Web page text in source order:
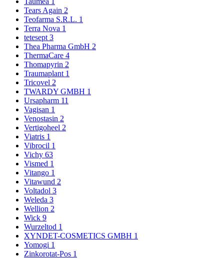
Tears Again 2
Teofarma S.R.L. 1
Terra Nova 1
tetesept 3
Thea Pharma GmbH 2
ThermaCare 4
Thomapyrin 2
Traumaplant 1
Tricovel 2
TWARDY GMBH 1
Ursapharm 11
Vagisan 1
Venostasin 2
Vertigoheel 2
Viatris 1
Vibrocil 1
Vichy 63
Vismed 1
Vitango 1
Vitawund 2
Voltadol 3
Weleda 3
Wellion 2
Wick 9
Wurzeltod 1
XYNDET-COSMETICS GMBH 1
Yomogi 1
Zinkorotat-Pos 1